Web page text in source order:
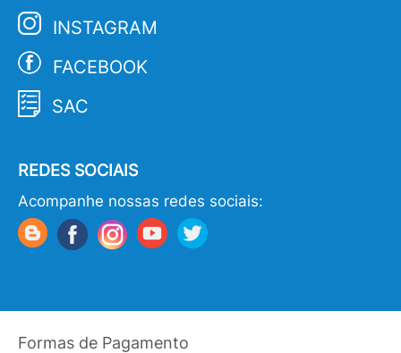
INSTAGRAM
FACEBOOK
SAC
REDES SOCIAIS
Acompanhe nossas redes sociais:
Formas de Pagamento